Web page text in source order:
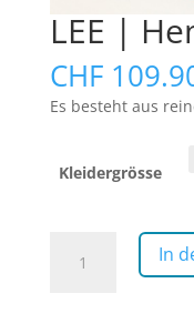
LEE |
CHF
Es besteht aus
Kleidergrösse
In